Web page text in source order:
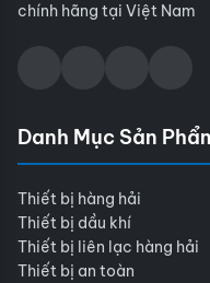
chính hãng tại Việt Nam
Danh Mục Sản
Thiết bị hàng hải
Thiết bị dầu khí
Thiết bị liên lạc hàng hải
Thiết bị an toàn